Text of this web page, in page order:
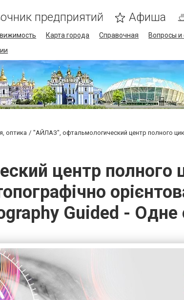
предприятий Афиша
Карта города Справочная Вопросы и
оптика "АЙЛАЗ", офтальмологический центр полного
центр полного
Guided - Одне